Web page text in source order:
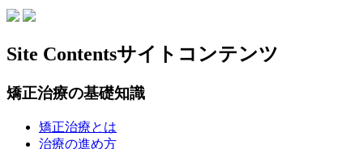
Site Contentsサイトコンテンツ
矯正治療の基礎知識
矯正治療とは
治療の進め方